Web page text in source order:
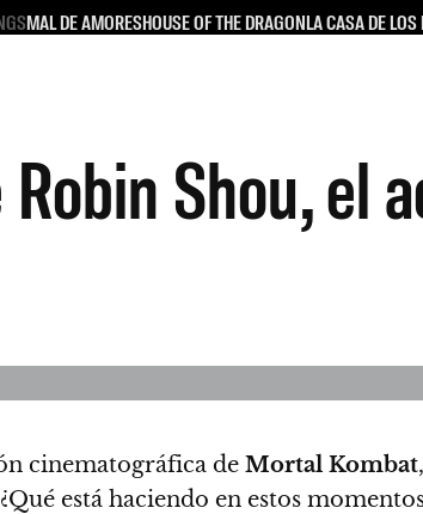
MAL DE AMORESHOUSE OF THE DRAGONLA CASA DE
Shou, el
cinematográfica de Mortal Kombat
está haciendo en estos